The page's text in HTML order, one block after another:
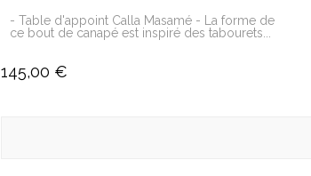
- Table d'appoint Calla Masamé - La forme de
ce bout de canapé est inspiré des tabourets...
145,00 €